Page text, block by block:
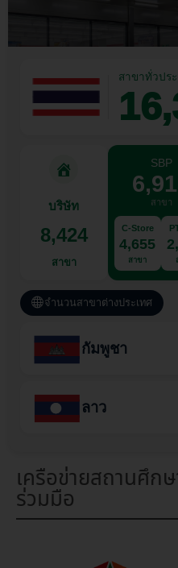
สาขาทั่วปร
บริษัท
8,424
สาขา
SBP
สาขา
C-Store
4,655
สาขา
จำนวนสาขาต่างประเทศ
กัมพูชา
ลาว
เครือข่ายสถานศึก
ร่วมมือ